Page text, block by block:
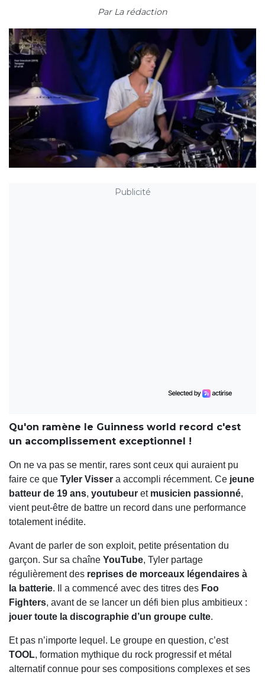
Par La rédaction
Publicité
Qu'on ramène le Guinness world record c'est
un accomplissement exceptionnel !
On ne va pas se mentir, rares sont ceux qui auraient pu
faire ce que Tyler Visser a accompli récemment. Ce jeune
batteur de 19 ans, youtubeur et musicien passionné,
vient peut-être de battre un record dans une performance
totalement inédite.
Avant de parler de son exploit, petite présentation du
garçon. Sur sa chaîne YouTube, Tyler partage
régulièrement des reprises de morceaux légendaires à
la batterie. Il a commencé avec des titres des Foo
Fighters, avant de se lancer un défi bien plus ambitieux :
jouer toute la discographie d’un groupe culte.
Et pas n’importe lequel. Le groupe en question, c’est
TOOL, formation mythique du rock progressif et métal
alternatif connue pour ses compositions complexes et ses